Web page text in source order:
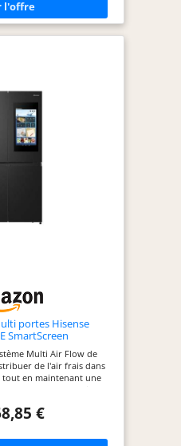
portes Hisense
SmartScreen
Multi Air Flow de
de l'air frais dans
en maintenant une
dans tous les endroits du
Technologie Total No
du réfrigérateur,
€